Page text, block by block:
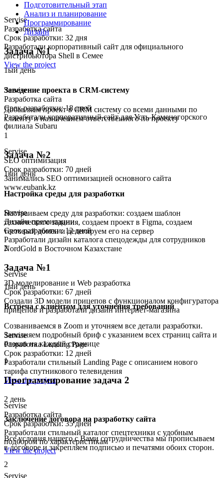
Servise
Разработка сайта
Срок разработки: 32 дня
Разработали корпоративный сайт для официального
дистрибьютора Shell в Семее
View the project
Servise
Разработка сайта
Срок разработки: 18 дней
Разработали корпоративный сайт для Усть-Каменогорского
филиала Subaru
Servise
SEO оптимизация
Срок разработки: 70 дней
Занимались SEO оптимизацией основного сайта
www.eubank.kz
Servise
Дизайн презентации
Срок разработки: 12 дней
Разработали дизайн каталога спецодежды для сотрудников
NordGold в Восточном Казахстане
Servise
3D моделирование и Web разработка
Срок разработки: 67 дней
Создали 3D модели прицепов с функционалом конфигуратора
прицепов и разработали дизайн интернет-магазина
Servise
Разработка Landing Page
Срок разработки: 12 дней
Разработали стильный Landing Page с описанием нового
тарифа спутникового телевидения
View the project
Servise
Разработка сайта
Срок разработки: 35 дней
Разработали стильный каталог спецтехники с удобным
подбором по характеристикам
View the project
Servise
Подготовительный этап
Анализ и планирование
Программирование
Дизайн
Задача №1
1ый день
Заведение проекта в CRM-систему
Добавляем проект в CRM систему со всеми данными по
клиенту и назначением ответственного по проекту
1
Задача №2
1ый день
Настройка среды для разработки
Настраиваем среду для разработки: создаем шаблон
технического задания, создаем проект в Figma, создаем
тестовый домен и делегируем его на сервер
2
Задача №1
1ый день
Встреча с клиентом для уточнения требований
Созваниваемся в Zoom и уточняем все детали разработки.
Заполняем подробный бриф с указанием всех страниц сайта и
блоков на каждый странице
1
Программирование задача 2
2 день
Заключение договора на разработку сайта
Все условия нашего с Вами сотрудничества мы прописываем
в договоре и закрепляем подписью и печатями обоих сторон.
2